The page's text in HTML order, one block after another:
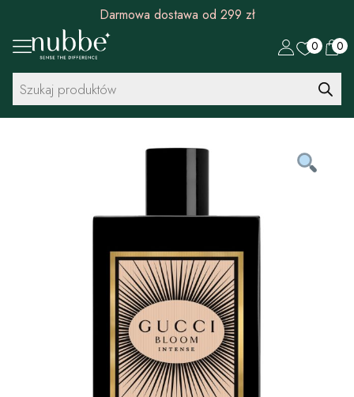
Rabat 30 zł na pierwszy zakup od 299 zł
0 0
Wyszukiwarka
produktów